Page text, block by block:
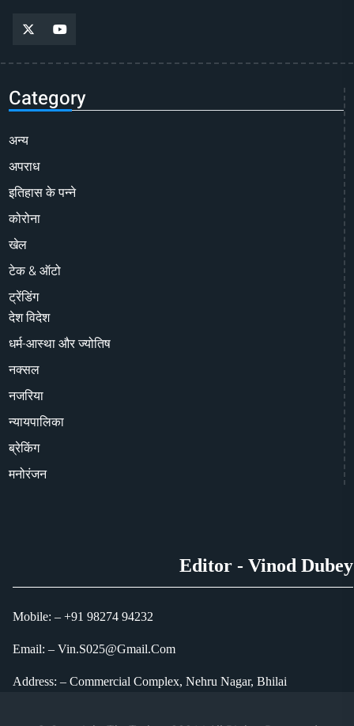
Category
अन्य
अपराध
इतिहास के पन्ने
कोरोना
खेल
टेक & ऑटो
ट्रेंडिंग
देश विदेश
धर्म-आस्था और ज्योतिष
नक्सल
नजरिया
न्यायपालिका
ब्रेकिंग
मनोरंजन
Editor - Vinod Dubey
Mobile: – +91 98274 94232
Email: – Vin.S025@Gmail.Com
Address: – Commercial Complex, Nehru Nagar, Bhilai